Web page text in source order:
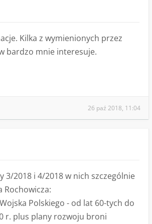
Kilka z wymienionych przez
bardzo mnie interesuje.
26 paź 2018, 11:04
3/2018 i 4/2018 w nich szczególnie
Rochowicza:
Polskiego - od lat 60-tych do
r. plus plany rozwoju broni